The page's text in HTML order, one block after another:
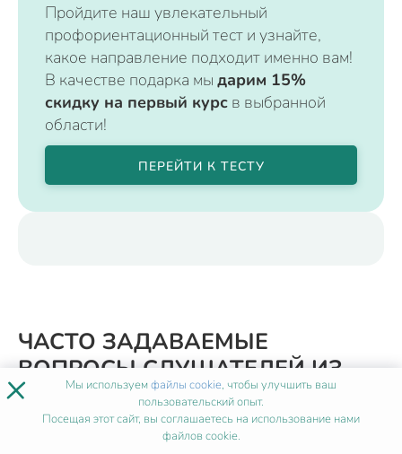
Пройдите наш увлекательный
профориентационный тест и узнайте,
какое направление подходит именно вам!
В качестве подарка мы дарим 15%
скидку на первый курс в выбранной
области!
ПЕРЕЙТИ К ТЕСТУ
ЧАСТО ЗАДАВАЕМЫЕ
ВОПРОСЫ СЛУШАТЕЛЕЙ ИЗ
МОСКВЫ
Что такое тифлопедагогика?
× Мы используемфайлы cookie, чтобы улучшить ваш
пользовательский опыт.
Посещая этот сайт, вы соглашаетесь на использование нами
файлов cookie.